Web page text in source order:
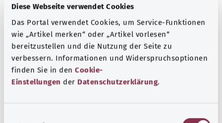
Diese Webseite verwendet Cookies
Das Portal verwendet Cookies, um Service-Funktionen
wie „Artikel merken“ oder „Artikel vorlesen“
bereitzustellen und die Nutzung der Seite zu
verbessern. Informationen und Widerspruchsoptionen
finden Sie in den Cookie-
Einstellungen der Datenschutzerklärung.
злокачественной.Например, могли быть исследованы
проведено визуальное исследование кишечника
изнутри.
Дополнительные обозначения
Указание